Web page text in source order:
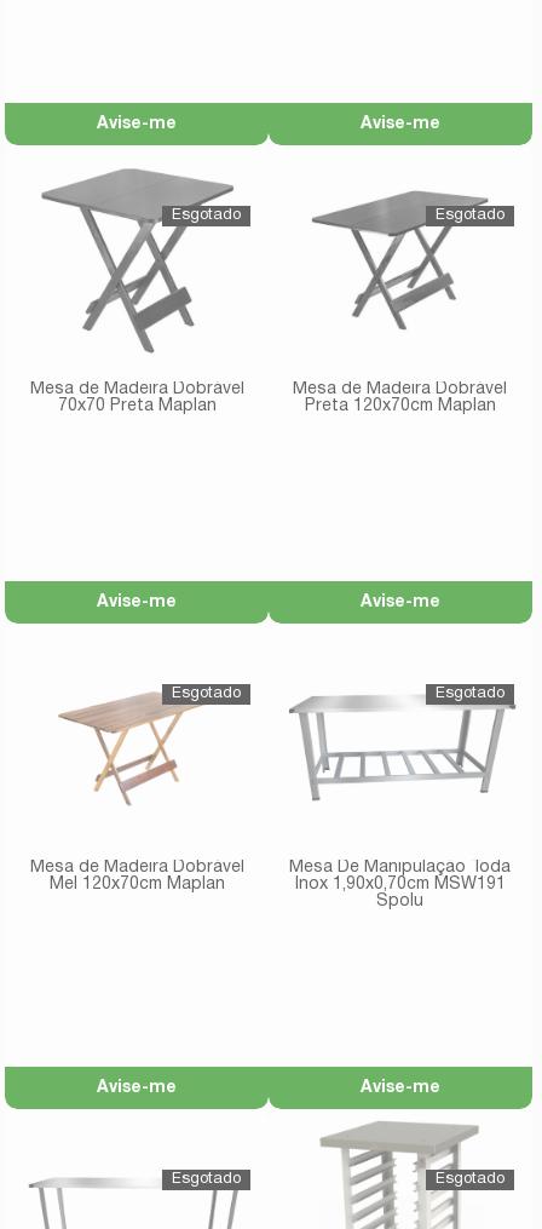
Avise-me Avise-me
Mesa de Madeira Dobrável
70x70 Preta Maplan
Avise-me
Mesa de Madeira Dobrável
Preta 120x70cm Maplan
Avise-me
Mesa de Madeira Dobrável
Mel 120x70cm Maplan
Avise-me
Mesa De Manipulação Toda
Inox 1,90x0,70cm MSW191
Spolu
Avise-me